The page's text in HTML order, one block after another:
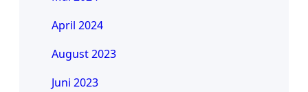
April 2024
August 2023
Juni 2023